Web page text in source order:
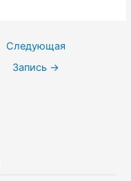
Следующая
Запись →